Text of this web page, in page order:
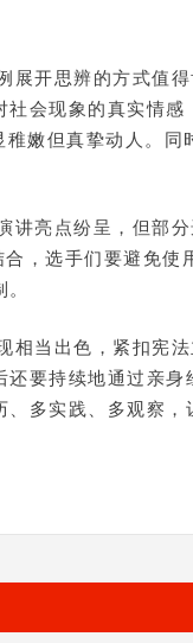
展开思辨的方式值
会现象的真实情
稚嫩但真挚动人。
讲亮点纷呈，但部
合，选手们要避免
相当出色，紧扣宪
要持续地通过亲
多实践、多观察